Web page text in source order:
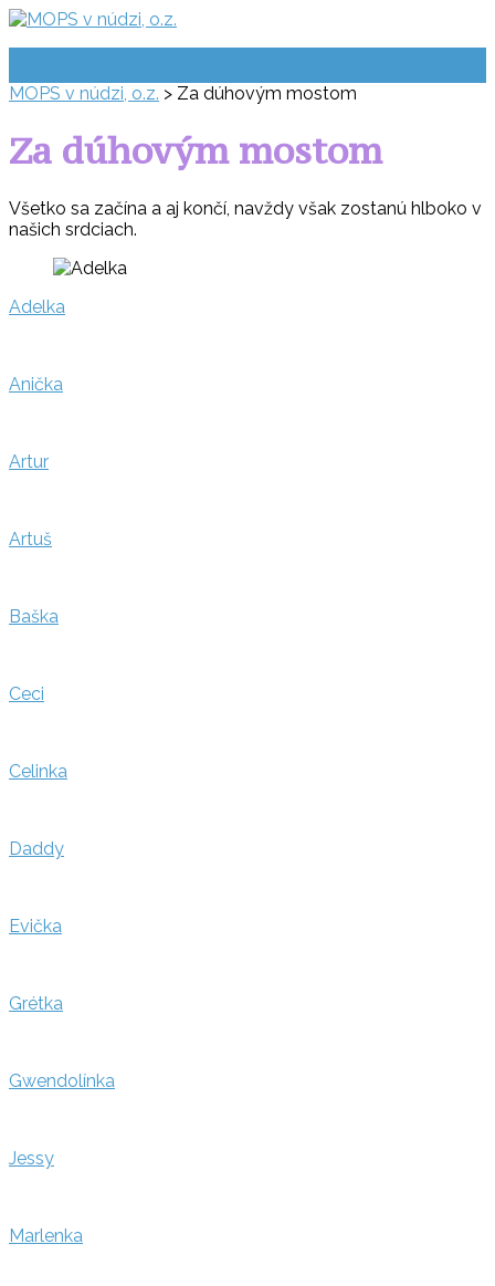
Prejsť
MOPS v núdzi, o.z. > Za dúhovým mostom
Za dúhovým mostom
Všetko sa začína a aj končí, navždy však zostanú hlboko v
našich srdciach.
Adelka
Anička
Artur
Artuš
Baška
Ceci
Celinka
Daddy
Evička
Grétka
Gwendolínka
Jessy
Marlenka